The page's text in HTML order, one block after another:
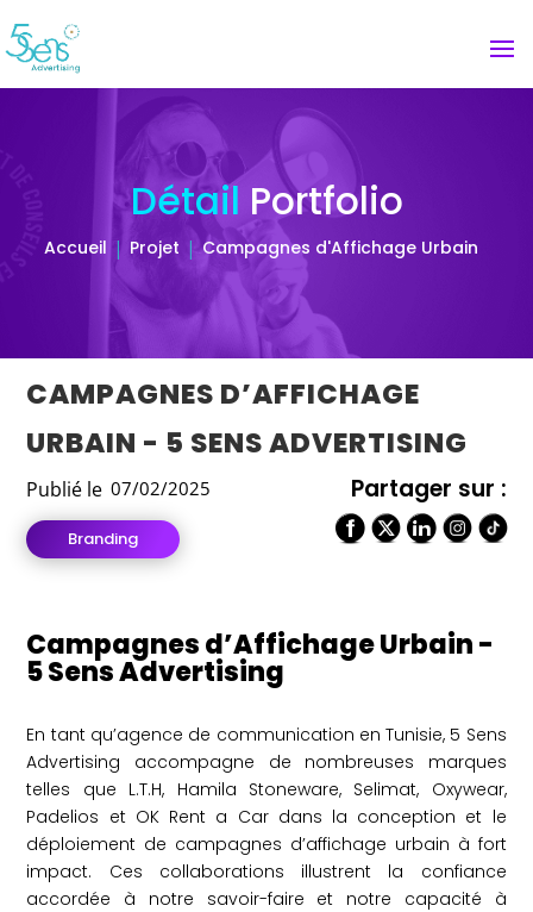
Détail Portfolio
Accueil Projet Campagnes d'Affichage Urbain
CAMPAGNES D’AFFICHAGE
URBAIN - 5 SENS ADVERTISING
Publié le 07/02/2025
Branding
Partager sur :
Campagnes d’Affichage Urbain -
5 Sens Advertising
En tant qu’agence de communication en Tunisie, 5 Sens
Advertising accompagne de nombreuses marques
telles que L.T.H, Hamila Stoneware, Selimat, Oxywear,
Padelios et OK Rent a Car dans la conception et le
déploiement de campagnes d’affichage urbain à fort
impact. Ces collaborations illustrent la confiance
accordée à notre savoir-faire et notre capacité à